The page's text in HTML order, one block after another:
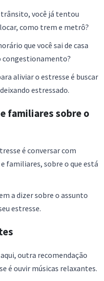
você já tentou
como trem e metrô?
que você sai de casa
congestionamento?
aliviar o estresse é buscar
estressado.
familiares sobre o
é conversar com
familiares, sobre o que está
a dizer sobre o assunto
estresse.
outra recomendação
é ouvir músicas relaxantes.